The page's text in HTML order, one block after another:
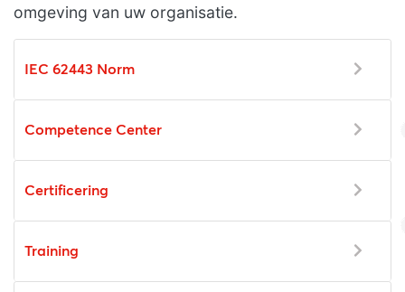
omgeving van uw organisatie.
IEC 62443 Norm
Competence Center
Certificering
Training